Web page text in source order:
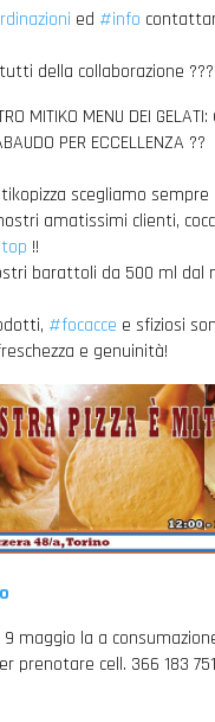
ed #info
della collaborazione ???!
MITIKO MENU DEI
PER ECCELLENZA ??
scegliamo
amatissimi clienti,
!!
barattoli da 500 ml dal
#focacce e sfiziosi
e genuinità!
maggio la a
prenotare cell. 366 183